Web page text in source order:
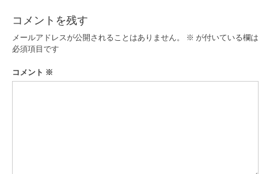
ビ
ゲ
ー
シ
コメントを残す
メールアドレスが公開されることはありません。 ※ が付いている欄は
必須項目です
コメント ※